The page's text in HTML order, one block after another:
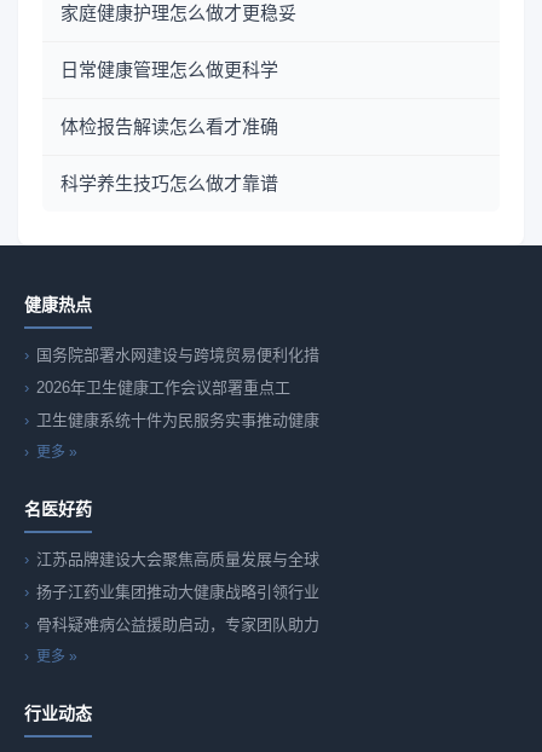
家庭健康护理怎么做才更稳妥
日常健康管理怎么做更科学
体检报告解读怎么看才准确
科学养生技巧怎么做才靠谱
健康热点
国务院部署水网建设与跨境贸易便利化措
2026年卫生健康工作会议部署重点工
卫生健康系统十件为民服务实事推动健康
更多 »
名医好药
江苏品牌建设大会聚焦高质量发展与全球
扬子江药业集团推动大健康战略引领行业
骨科疑难病公益援助启动，专家团队助力
更多 »
行业动态